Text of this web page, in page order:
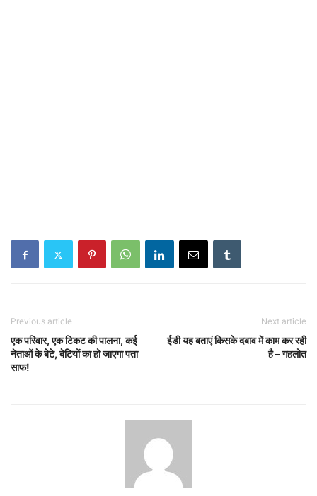
Previous article
एक परिवार, एक टिकट की पालना, कई
नेताओं के बेटे, बेटियों का हो जाएगा पता
साफ!
Next article
ईडी यह बताएं किसके दबाव में काम कर रही
है – गहलोत